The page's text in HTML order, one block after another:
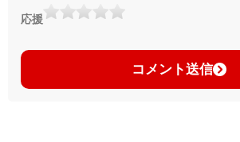
応援
コメント送信